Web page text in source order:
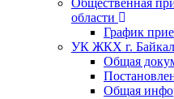
области
График
УК ЖКХ г.
Общая
Общая